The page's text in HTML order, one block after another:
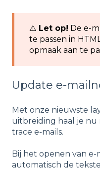
⚠️ Let op! De e-
te passen in
opmaak aan te
Update e-
Met onze nieuwste
uitbreiding haal je nu
trace e-mails.
Bij het openen van
automatisch de